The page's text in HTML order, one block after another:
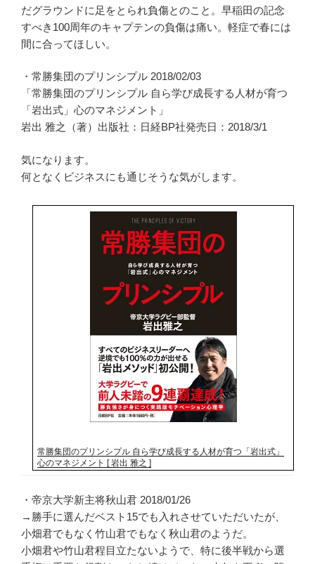
だグラウンドに足をとられ負傷とのこと。早稲田の記念
すべき100周年のキャプテンの負傷は痛い。軽症で春には
間に合ってほしい。
・常勝集団のプリンシプル 2018/02/03
「常勝集団のプリンシプル 自ら学び成長する人材が育つ
「岩出式」心のマネジメント」
岩出 雅之（著）出版社：日経BP社発売日：2018/3/1
気になります。
何となくビジネスにも通じそうな気がします。
常勝集団のプリンシプル 自ら学び成長する人材が育つ「岩出式」
心のマネジメント [ 岩出 雅之 ]
・帝京大学新主将秋山君 2018/01/26
→勝手に選んだベスト15でも入れさせていただいたが、
小畑君でもなく竹山君でもなく秋山君のようだ。
小畑君や竹山君程目立たないようで、特に後半戦から選